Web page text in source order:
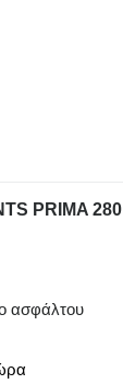
PRIMA 280
ασφάλτου